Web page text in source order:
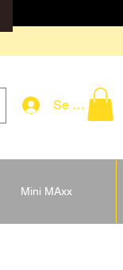
Se connecter
Mini MAxx